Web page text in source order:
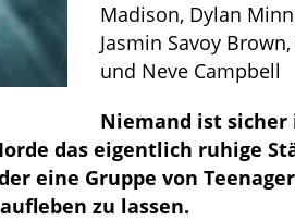
Madison, Dylan
Jasmin Savoy
und Neve Campbell
Niemand ist sicher
das eigentlich ruhige
eine Gruppe von
zu lassen.